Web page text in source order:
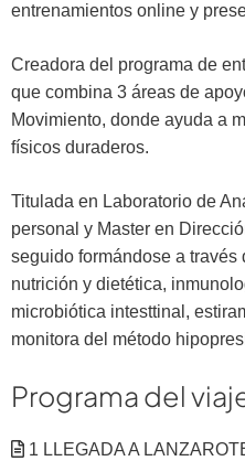
entrenamientos online y
Creadora del programa de
que combina 3 áreas de
Movimiento, donde ayuda a
físicos duraderos.
Titulada en Laboratorio de
personal y Master en
seguido formándose a través
nutrición y dietética,
microbiótica intesttinal,
monitora del método
Programa del
1 LLEGADA A